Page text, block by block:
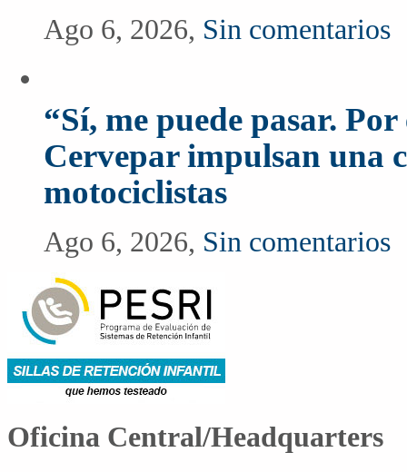
Ago 6, 2026, Sin comentarios
“Sí, me puede pasar.
Cervepar impulsan una
motociclistas
Ago 6, 2026, Sin comentarios
Oficina Central/Headquarters